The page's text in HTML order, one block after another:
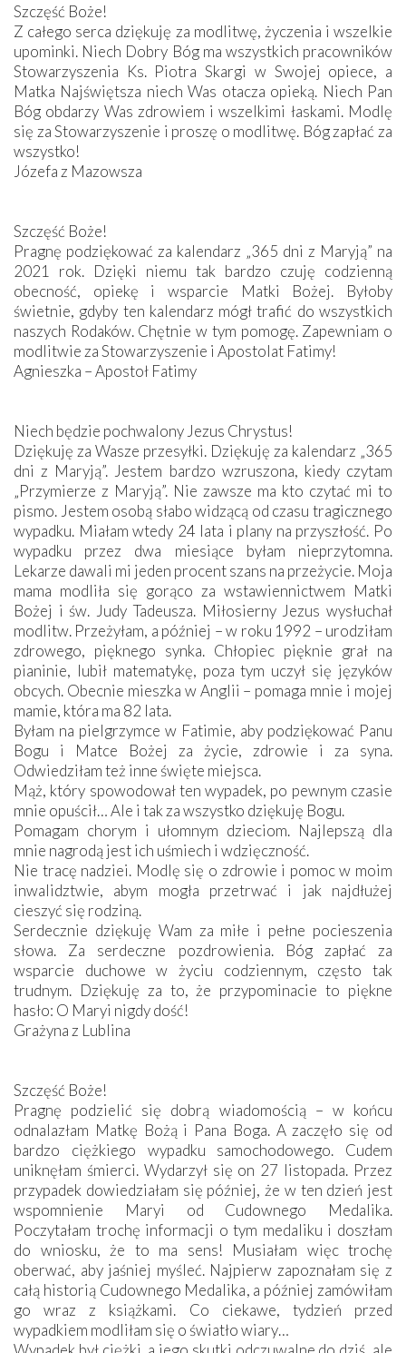
Szczęść Boże!
Z całego serca dziękuję za modlitwę, życzenia i wszelkie
upominki. Niech Dobry Bóg ma wszystkich pracowników
Stowarzyszenia Ks. Piotra Skargi w Swojej opiece, a
Matka Najświętsza niech Was otacza opieką. Niech Pan
Bóg obdarzy Was zdrowiem i wszelkimi łaskami. Modlę
się za Stowarzyszenie i proszę o modlitwę. Bóg zapłać za
wszystko!
Józefa z Mazowsza
Szczęść Boże!
Pragnę podziękować za kalendarz „365 dni z Maryją” na
2021 rok. Dzięki niemu tak bardzo czuję codzienną
obecność, opiekę i wsparcie Matki Bożej. Byłoby
świetnie, gdyby ten kalendarz mógł trafić do wszystkich
naszych Rodaków. Chętnie w tym pomogę. Zapewniam o
modlitwie za Stowarzyszenie i Apostolat Fatimy!
Agnieszka – Apostoł Fatimy
Niech będzie pochwalony Jezus Chrystus!
Dziękuję za Wasze przesyłki. Dziękuję za kalendarz „365
dni z Maryją”. Jestem bardzo wzruszona, kiedy czytam
„Przymierze z Maryją”. Nie zawsze ma kto czytać mi to
pismo. Jestem osobą słabo widzącą od czasu tragicznego
wypadku. Miałam wtedy 24 lata i plany na przyszłość. Po
wypadku przez dwa miesiące byłam nieprzytomna.
Lekarze dawali mi jeden procent szans na przeżycie. Moja
mama modliła się gorąco za wstawiennictwem Matki
Bożej i św. Judy Tadeusza. Miłosierny Jezus wysłuchał
modlitw. Przeżyłam, a później – w roku 1992 – urodziłam
zdrowego, pięknego synka. Chłopiec pięknie grał na
pianinie, lubił matematykę, poza tym uczył się języków
obcych. Obecnie mieszka w Anglii – pomaga mnie i mojej
mamie, która ma 82 lata.
Byłam na pielgrzymce w Fatimie, aby podziękować Panu
Bogu i Matce Bożej za życie, zdrowie i za syna.
Odwiedziłam też inne święte miejsca.
Mąż, który spowodował ten wypadek, po pewnym czasie
mnie opuścił… Ale i tak za wszystko dziękuję Bogu.
Pomagam chorym i ułomnym dzieciom. Najlepszą dla
mnie nagrodą jest ich uśmiech i wdzięczność.
Nie tracę nadziei. Modlę się o zdrowie i pomoc w moim
inwalidztwie, abym mogła przetrwać i jak najdłużej
cieszyć się rodziną.
Serdecznie dziękuję Wam za miłe i pełne pocieszenia
słowa. Za serdeczne pozdrowienia. Bóg zapłać za
wsparcie duchowe w życiu codziennym, często tak
trudnym. Dziękuję za to, że przypominacie to piękne
hasło: O Maryi nigdy dość!
Grażyna z Lublina
Szczęść Boże!
Pragnę podzielić się dobrą wiadomością – w końcu
odnalazłam Matkę Bożą i Pana Boga. A zaczęło się od
bardzo ciężkiego wypadku samochodowego. Cudem
uniknęłam śmierci. Wydarzył się on 27 listopada. Przez
przypadek dowiedziałam się później, że w ten dzień jest
wspomnienie Maryi od Cudownego Medalika.
Poczytałam trochę informacji o tym medaliku i doszłam
do wniosku, że to ma sens! Musiałam więc trochę
oberwać, aby jaśniej myśleć. Najpierw zapoznałam się z
całą historią Cudownego Medalika, a później zamówiłam
go wraz z książkami. Co ciekawe, tydzień przed
wypadkiem modliłam się o światło wiary…